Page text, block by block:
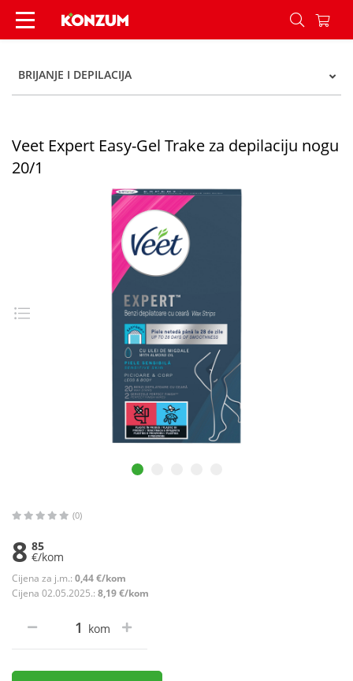
Veet Expert Easy-Gel Trake za depilaciju nogu
BRIJANJE I DEPILACIJA
Veet Expert Easy-Gel Trake za depilaciju nogu
20/1
(0)
8 85
€/kom
Cijena za j.m.: 0,44 €/kom
Cijena 02.05.2025.: 8,19 €/kom
kom